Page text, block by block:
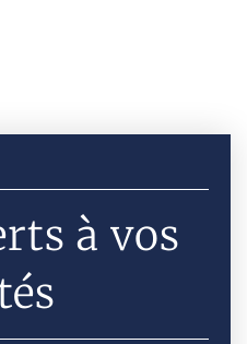
à vos